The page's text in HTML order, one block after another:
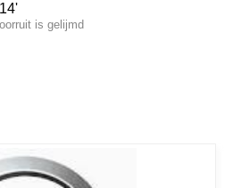
is gelijmd